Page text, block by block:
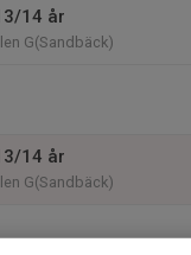
14 år
G(Sandbäck)
14 år
G(Sandbäck)